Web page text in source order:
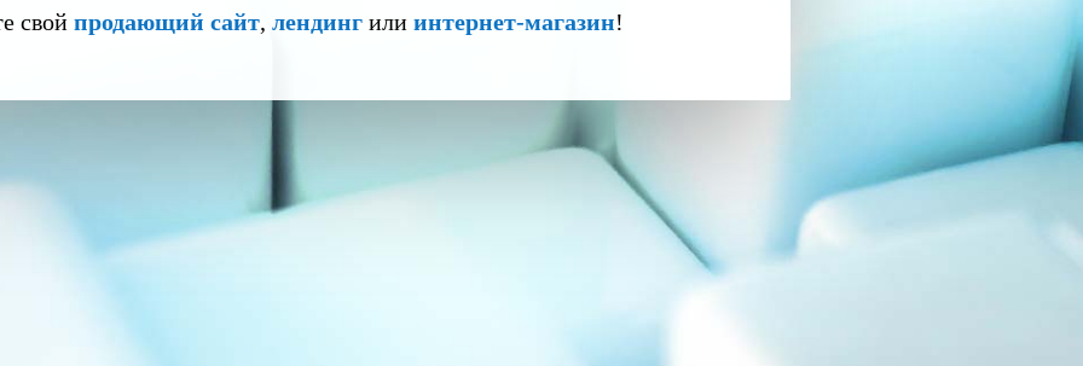
свой продающий сайт, лендингили интернет-магазин!